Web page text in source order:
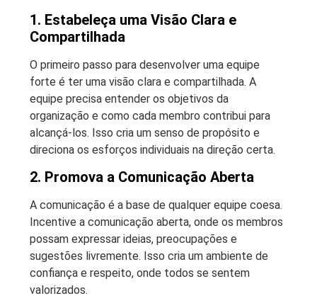
1. Estabeleça uma Visão Clara e
Compartilhada
O primeiro passo para desenvolver uma equipe
forte é ter uma visão clara e compartilhada. A
equipe precisa entender os objetivos da
organização e como cada membro contribui para
alcançá-los. Isso cria um senso de propósito e
direciona os esforços individuais na direção certa.
2. Promova a Comunicação Aberta
A comunicação é a base de qualquer equipe coesa.
Incentive a comunicação aberta, onde os membros
possam expressar ideias, preocupações e
sugestões livremente. Isso cria um ambiente de
confiança e respeito, onde todos se sentem
valorizados.